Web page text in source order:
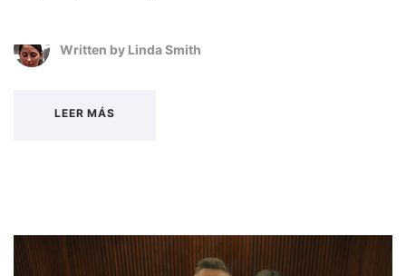
Written by Linda Smith
LEER MÁS